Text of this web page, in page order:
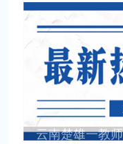
云南楚雄一教